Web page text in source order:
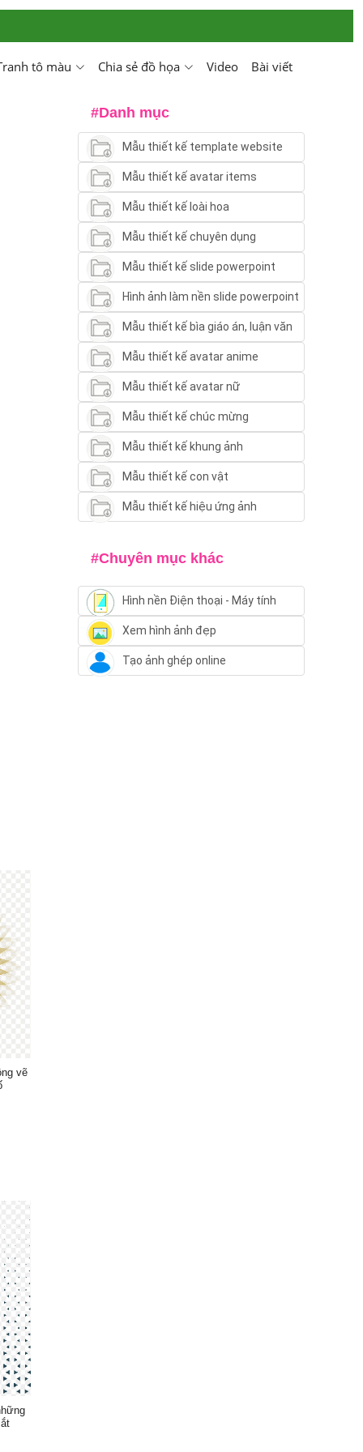
tô màu Chia sẻ đồ họa Video Bài viết
vẽ
#Danh mục
Mẫu thiết kế template website
Mẫu thiết kế avatar items
Mẫu thiết kế loài hoa
Mẫu thiết kế chuyên dụng
Mẫu thiết kế slide powerpoint
Hình ảnh làm nền slide powerpoint
Mẫu thiết kế bìa giáo án, luận văn
Mẫu thiết kế avatar anime
Mẫu thiết kế avatar nữ
Mẫu thiết kế chúc mừng
Mẫu thiết kế khung ảnh
Mẫu thiết kế con vật
Mẫu thiết kế hiệu ứng ảnh
#Chuyên mục khác
Hình nền Điện thoại - Máy tính
Xem hình ảnh đẹp
Tạo ảnh ghép online